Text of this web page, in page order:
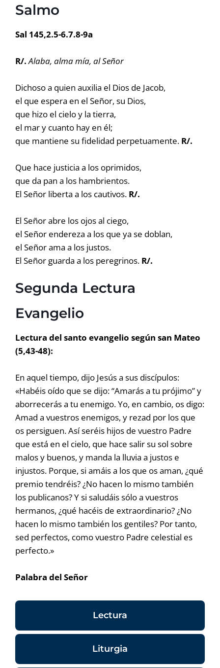
Salmo
Sal 145,2.5-6.7.8-9a
R/. Alaba, alma mía, al Señor
Dichoso a quien auxilia el Dios de Jacob,
el que espera en el Señor, su Dios,
que hizo el cielo y la tierra,
el mar y cuanto hay en él;
que mantiene su fidelidad perpetuamente. R/.
Que hace justicia a los oprimidos,
que da pan a los hambrientos.
El Señor liberta a los cautivos. R/.
El Señor abre los ojos al ciego,
el Señor endereza a los que ya se doblan,
el Señor ama a los justos.
El Señor guarda a los peregrinos. R/.
Segunda Lectura
Evangelio
Lectura del santo evangelio según san Mateo
(5,43-48):
En aquel tiempo, dijo Jesús a sus discípulos:
«Habéis oído que se dijo: “Amarás a tu prójimo” y
aborrecerás a tu enemigo. Yo, en cambio, os digo:
Amad a vuestros enemigos, y rezad por los que
os persiguen. Así seréis hijos de vuestro Padre
que está en el cielo, que hace salir su sol sobre
malos y buenos, y manda la lluvia a justos e
injustos. Porque, si amáis a los que os aman, ¿qué
premio tendréis? ¿No hacen lo mismo también
los publicanos? Y si saludáis sólo a vuestros
hermanos, ¿qué hacéis de extraordinario? ¿No
hacen lo mismo también los gentiles? Por tanto,
sed perfectos, como vuestro Padre celestial es
perfecto.»
Palabra del Señor
Lectura
Liturgia